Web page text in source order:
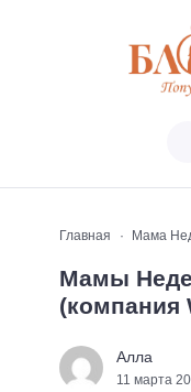
Главная Мама
Мамы
(компания
Алла
11 марта